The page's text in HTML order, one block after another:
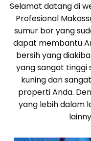
Selamat datang di
Profesional
sumur bor yang
dapat membantu
bersih yang
yang sangat tinggi
kuning dan
properti Anda.
yang lebih dalam